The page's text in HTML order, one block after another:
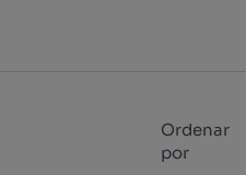
Ordenar
por